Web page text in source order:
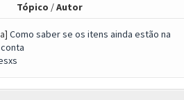
Tópico /Autor
Como saber se os itens ainda estão na